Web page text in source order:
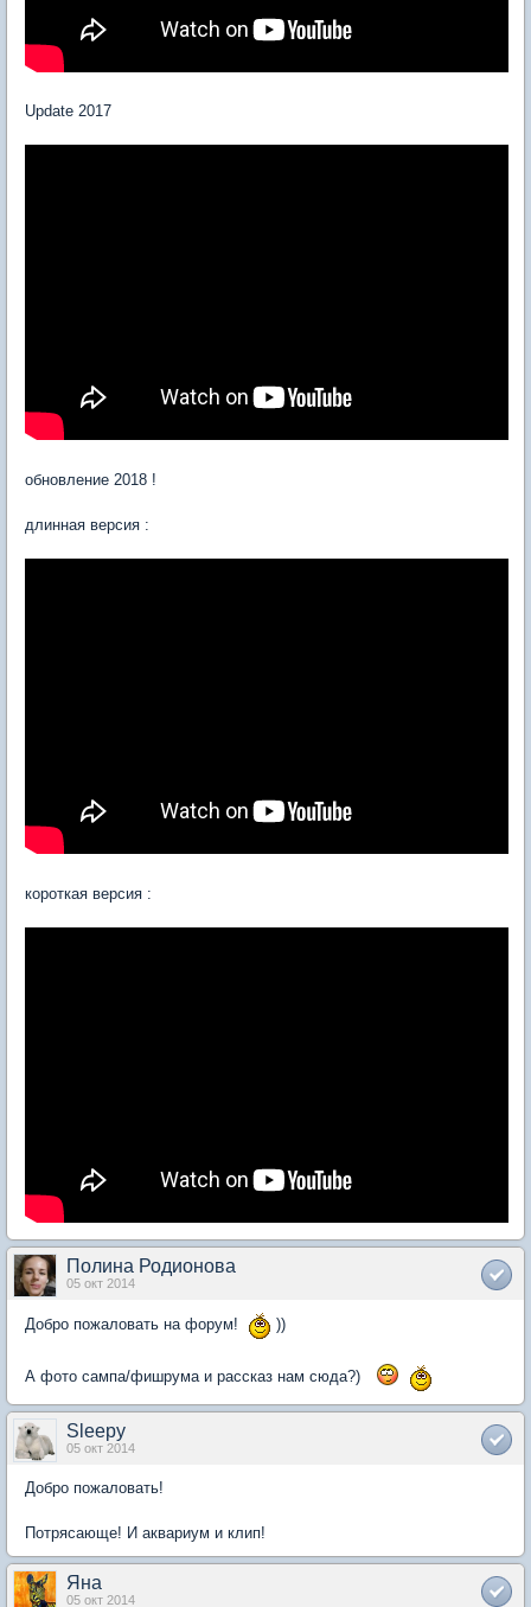
Update 2017
обновление 2018 !
длинная версия :
короткая версия :
Полина Родионова
05 окт 2014
Добро пожаловать на форум! ))
А фото сампа/фишрума и рассказ нам сюда?)
Sleepy
05 окт 2014
Добро пожаловать!
Потрясающе! И аквариум и клип!
Яна
05 окт 2014